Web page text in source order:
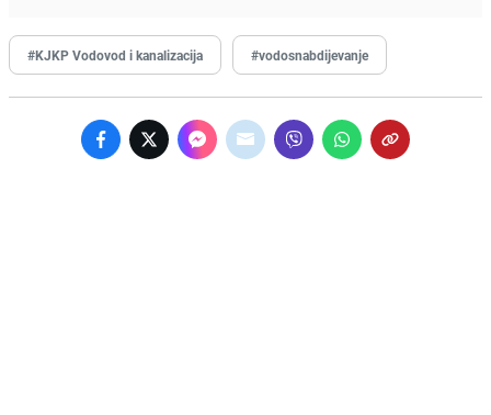
#KJKP Vodovod i kanalizacija #vodosnabdijevanje